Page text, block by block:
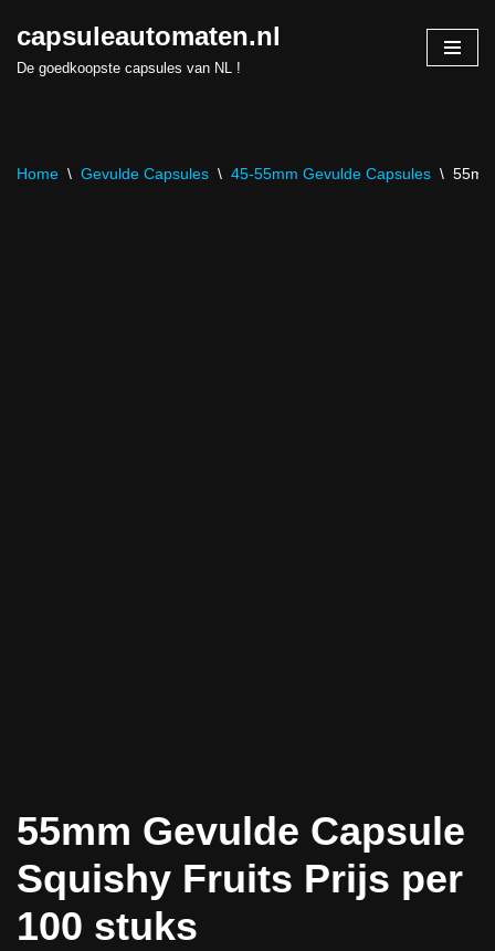
Skip
capsuleautomaten.nl
De goedkoopste capsules van NL !
Home \ Gevulde Capsules \ 45-55mm Gevulde Capsules \
55mm Gevulde Capsule
Squishy Fruits Prijs per
100 stuks